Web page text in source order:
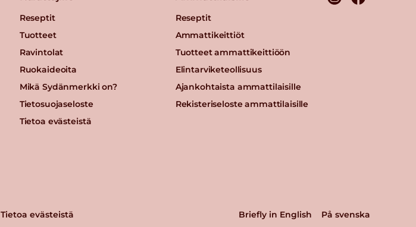
Reseptit
Tuotteet
Ravintolat
Ruokaideoita
Mikä Sydänmerkki on?
Tietosuojaseloste
Tietoa evästeistä
Reseptit
Ammattikeittiöt
Tuotteet ammattikeittiöön
Elintarviketeollisuus
Ajankohtaista ammattilaisille
Rekisteriseloste ammattilaisille
Tietoa evästeistä Briefly in English På svenska